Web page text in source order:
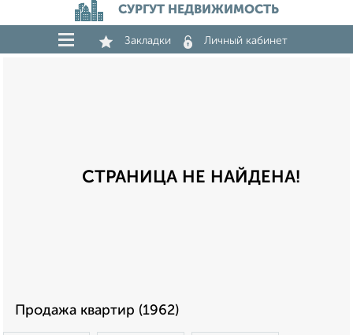
СУРГУТ НЕДВИЖИМОСТЬ
Закладки Личный кабинет
СТРАНИЦА НЕ НАЙДЕНА!
Продажа квартир (1962)